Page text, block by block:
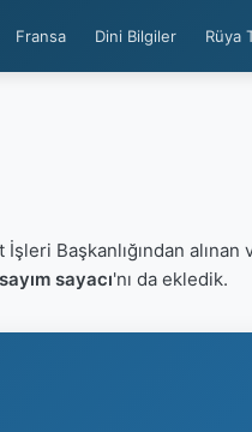
Fransa Dini Bilgiler Rüya
İşleri Başkanlığından alınan
sayacı'nı da ekledik.